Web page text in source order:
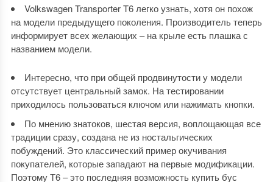
Volkswagen Transporter T6 легко узнать, хотя он похож
на модели предыдущего поколения. Производитель теперь
информирует всех желающих – на крыле есть плашка с
названием модели.
Интересно, что при общей продвинутости у модели
отсутствует центральный замок. На тестировании
приходилось пользоваться ключом или нажимать кнопки.
По мнению знатоков, шестая версия, воплощающая все
традиции сразу, создана не из ностальгических
побуждений. Это классический пример окучивания
покупателей, которые западают на первые модификации.
Поэтому Т6 – это последняя возможность купить бус